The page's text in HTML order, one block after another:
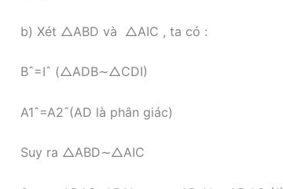
b) Xét △ABD và △AIC , ta có :
Bˆ=Iˆ (△ADB∼△CDI)
A1ˆ=A2ˆ(AD là phân giác)
Suy ra △ABD∼△AIC